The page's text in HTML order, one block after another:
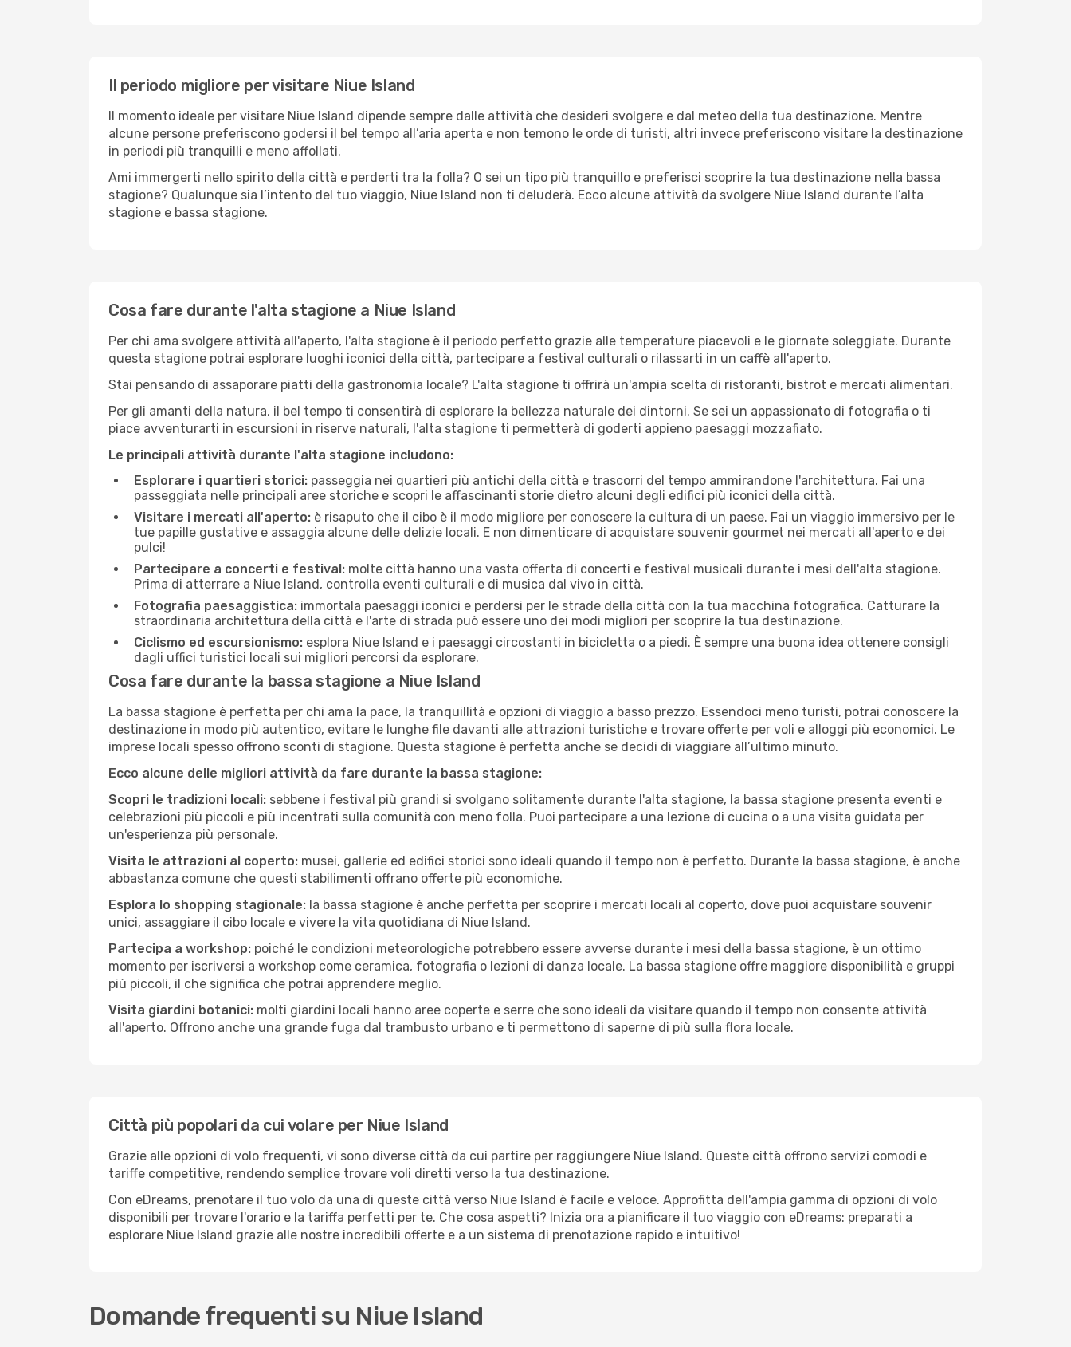
Il periodo migliore per visitare Niue Island
Il momento ideale per visitare Niue Island dipende sempre dalle attività che desideri svolgere e dal meteo della tua destinazione. Mentre
alcune persone preferiscono godersi il bel tempo all’aria aperta e non temono le orde di turisti, altri invece preferiscono visitare la destinazione
in periodi più tranquilli e meno affollati.
Ami immergerti nello spirito della città e perderti tra la folla? O sei un tipo più tranquillo e preferisci scoprire la tua destinazione nella bassa
stagione? Qualunque sia l’intento del tuo viaggio, Niue Island non ti deluderà. Ecco alcune attività da svolgere Niue Island durante l’alta
stagione e bassa stagione.
Cosa fare durante l'alta stagione a Niue Island
Per chi ama svolgere attività all'aperto, l'alta stagione è il periodo perfetto grazie alle temperature piacevoli e le giornate soleggiate. Durante
questa stagione potrai esplorare luoghi iconici della città, partecipare a festival culturali o rilassarti in un caffè all'aperto.
Stai pensando di assaporare piatti della gastronomia locale? L'alta stagione ti offrirà un'ampia scelta di ristoranti, bistrot e mercati alimentari.
Per gli amanti della natura, il bel tempo ti consentirà di esplorare la bellezza naturale dei dintorni. Se sei un appassionato di fotografia o ti
piace avventurarti in escursioni in riserve naturali, l'alta stagione ti permetterà di goderti appieno paesaggi mozzafiato.
Le principali attività durante l'alta stagione includono:
Esplorare i quartieri storici: passeggia nei quartieri più antichi della città e trascorri del tempo ammirandone l'architettura. Fai una
passeggiata nelle principali aree storiche e scopri le affascinanti storie dietro alcuni degli edifici più iconici della città.
Visitare i mercati all'aperto: è risaputo che il cibo è il modo migliore per conoscere la cultura di un paese. Fai un viaggio immersivo per le
tue papille gustative e assaggia alcune delle delizie locali. E non dimenticare di acquistare souvenir gourmet nei mercati all'aperto e dei
pulci!
Partecipare a concerti e festival: molte città hanno una vasta offerta di concerti e festival musicali durante i mesi dell'alta stagione.
Prima di atterrare a Niue Island, controlla eventi culturali e di musica dal vivo in città.
Fotografia paesaggistica: immortala paesaggi iconici e perdersi per le strade della città con la tua macchina fotografica. Catturare la
straordinaria architettura della città e l'arte di strada può essere uno dei modi migliori per scoprire la tua destinazione.
Ciclismo ed escursionismo: esplora Niue Island e i paesaggi circostanti in bicicletta o a piedi. È sempre una buona idea ottenere consigli
dagli uffici turistici locali sui migliori percorsi da esplorare.
Cosa fare durante la bassa stagione a Niue Island
La bassa stagione è perfetta per chi ama la pace, la tranquillità e opzioni di viaggio a basso prezzo. Essendoci meno turisti, potrai conoscere la
destinazione in modo più autentico, evitare le lunghe file davanti alle attrazioni turistiche e trovare offerte per voli e alloggi più economici. Le
imprese locali spesso offrono sconti di stagione. Questa stagione è perfetta anche se decidi di viaggiare all’ultimo minuto.
Ecco alcune delle migliori attività da fare durante la bassa stagione:
Scopri le tradizioni locali: sebbene i festival più grandi si svolgano solitamente durante l'alta stagione, la bassa stagione presenta eventi e
celebrazioni più piccoli e più incentrati sulla comunità con meno folla. Puoi partecipare a una lezione di cucina o a una visita guidata per
un'esperienza più personale.
Visita le attrazioni al coperto: musei, gallerie ed edifici storici sono ideali quando il tempo non è perfetto. Durante la bassa stagione, è anche
abbastanza comune che questi stabilimenti offrano offerte più economiche.
Esplora lo shopping stagionale: la bassa stagione è anche perfetta per scoprire i mercati locali al coperto, dove puoi acquistare souvenir
unici, assaggiare il cibo locale e vivere la vita quotidiana di Niue Island.
Partecipa a workshop: poiché le condizioni meteorologiche potrebbero essere avverse durante i mesi della bassa stagione, è un ottimo
momento per iscriversi a workshop come ceramica, fotografia o lezioni di danza locale. La bassa stagione offre maggiore disponibilità e gruppi
più piccoli, il che significa che potrai apprendere meglio.
Visita giardini botanici: molti giardini locali hanno aree coperte e serre che sono ideali da visitare quando il tempo non consente attività
all'aperto. Offrono anche una grande fuga dal trambusto urbano e ti permettono di saperne di più sulla flora locale.
Città più popolari da cui volare per Niue Island
Grazie alle opzioni di volo frequenti, vi sono diverse città da cui partire per raggiungere Niue Island. Queste città offrono servizi comodi e
tariffe competitive, rendendo semplice trovare voli diretti verso la tua destinazione.
Con eDreams, prenotare il tuo volo da una di queste città verso Niue Island è facile e veloce. Approfitta dell'ampia gamma di opzioni di volo
disponibili per trovare l'orario e la tariffa perfetti per te. Che cosa aspetti? Inizia ora a pianificare il tuo viaggio con eDreams: preparati a
esplorare Niue Island grazie alle nostre incredibili offerte e a un sistema di prenotazione rapido e intuitivo!
Domande frequenti su Niue Island